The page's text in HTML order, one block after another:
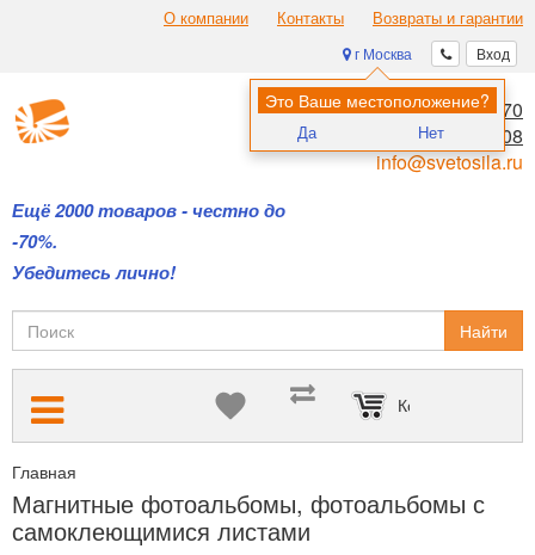
О компании Контакты Возвраты и гарантии
Вход
г Москва
Это Ваше местоположение?
Да Нет
Ещё 2000 товаров - честно до
-70%.
Убедитесь лично!
8 (495) 970-00-70
8 (800) 700-11-08
info@svetosila.ru
Найти
Корзина пуста
Главная
Магнитные фотоальбомы, фотоальбомы с
самоклеющимися листами